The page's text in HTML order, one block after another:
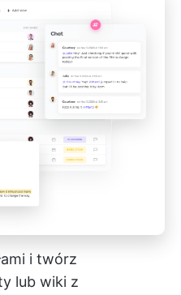
i twórz
lub wiki z